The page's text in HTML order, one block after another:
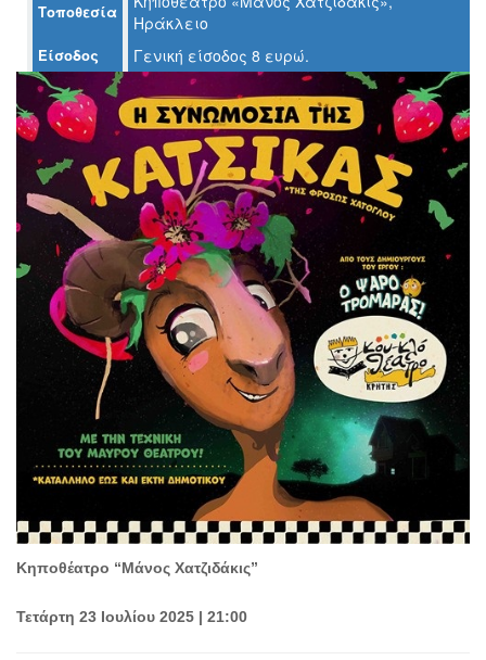
ΤΟΠΟΣ
ΜΑΣ
ΔΗΜΟΣ
ΠΟΛΙΤΙΣΜΟΣ
ΑΝΘΕΚΤΙΚΗ
Τοποθεσία
Ηράκλειο
Είσοδος Γενική είσοδος 8 ευρώ.
Κηποθέατρο “Μάνος Χατζιδάκις”
Τετάρτη 23 Ιουλίου 2025 | 21:00